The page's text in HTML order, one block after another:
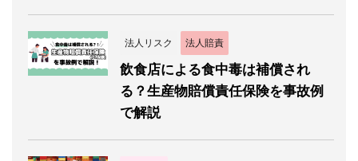
法人リスク 法人賠責
飲食店による食中毒は補償され
る？生産物賠償責任保険を事故例
で解説